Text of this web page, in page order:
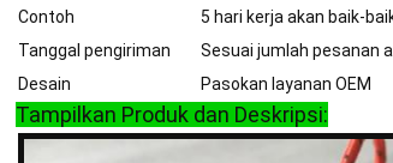
Contoh
5 hari kerja akan baik-
Tanggal pengiriman
Sesuai jumlah pesanan
Desain
Pasokan layanan OEM
Tampilkan Produk dan Deskripsi: